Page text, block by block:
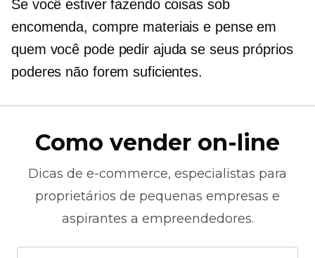
Se você estiver fazendo coisas sob
encomenda, compre materiais e pense em
quem você pode pedir ajuda se seus próprios
poderes não forem suficientes.
Como vender on-line
Dicas de e-commerce, especialistas para
proprietários de pequenas empresas e
aspirantes a empreendedores.